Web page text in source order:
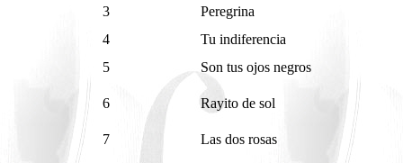
3
Peregrina
4
Tu indiferencia
5
Son tus ojos negros
6 Rayito de sol
7 Las dos rosas